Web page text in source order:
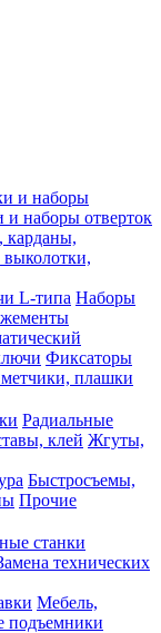
и наборы
и наборы отверток
карданы,
выколотки,
L-типа Наборы
Фиксаторы
плашки
Радиальные
клей Жгуты,
Быстросъемы,
Прочие
станки
технических
Мебель,
подъемники